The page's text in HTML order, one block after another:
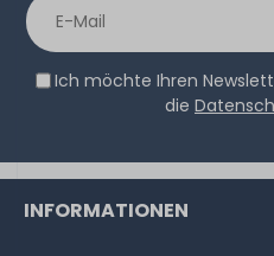
Ich möchte Ihren
die
INFORMATIONEN